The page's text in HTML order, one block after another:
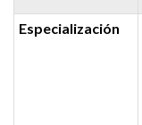
Especialización